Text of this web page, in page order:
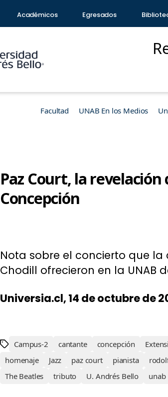
Académicos Egresados
Facultad UNAB En los Medios
Paz Court, la
Concepción
Nota sobre el concierto que
Chodill ofrecieron en la UNAB
Universia.cl, 14 de octubre de
Campus-2 cantante concepción
homenaje
Jazz paz court pianista
The Beatles
tributo U. Andrés Bello unab